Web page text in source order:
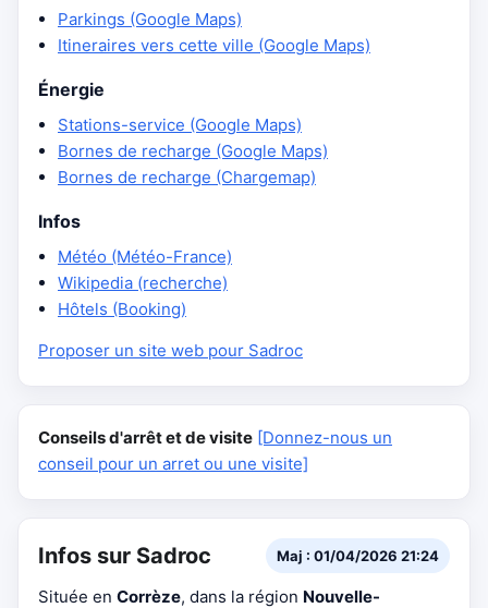
Parkings (Google Maps)
Itineraires vers cette ville (Google Maps)
Énergie
Stations-service (Google Maps)
Bornes de recharge (Google Maps)
Bornes de recharge (Chargemap)
Infos
Météo (Météo-France)
Wikipedia (recherche)
Hôtels (Booking)
Proposer un site web pour Sadroc
Conseils d'arrêt et de visite [Donnez-nous un
conseil pour un arret ou une visite]
Infos sur Sadroc Maj : 01/04/2026 21:24
Située en Corrèze, dans la région Nouvelle-